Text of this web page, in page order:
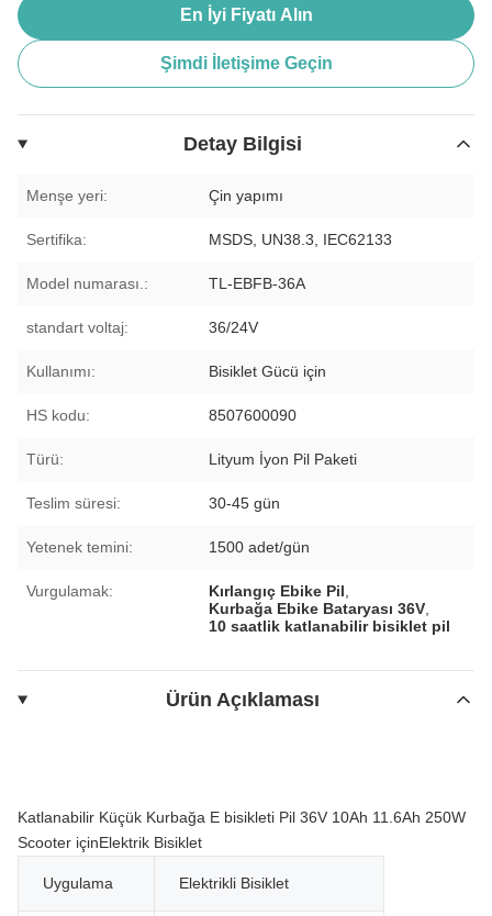
En İyi Fiyatı Alın
Şimdi İletişime Geçin
Detay Bilgisi
Menşe yeri: Çin yapımı
Sertifika: MSDS, UN38.3, IEC62133
Model numarası.: TL-EBFB-36A
standart voltaj: 36/24V
Kullanımı: Bisiklet Gücü için
HS kodu: 8507600090
Türü: Lityum İyon Pil Paketi
Teslim süresi: 30-45 gün
Yetenek temini: 1500 adet/gün
Vurgulamak: Kırlangıç Ebike Pil
Kurbağa Ebike Bataryası 36V
10 saatlik katlanabilir bisiklet pil
Ürün Açıklaması
Katlanabilir Küçük Kurbağa E bisikleti Pil 36V 10Ah 11.6Ah 250W
Scooter içinElektrik Bisiklet
Uygulama Elektrikli Bisiklet